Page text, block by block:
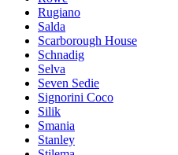
Rugiano
Salda
Scarborough House
Schnadig
Selva
Seven Sedie
Signorini Coco
Silik
Smania
Stanley